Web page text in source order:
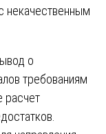
некачественным
о
требованиям
расчет